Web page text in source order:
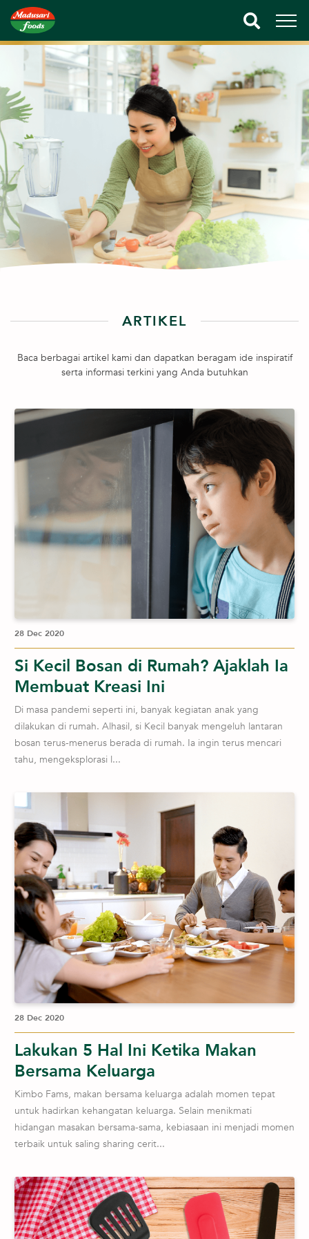
ARTIKEL
Baca berbagai artikel kami dan dapatkan beragam ide inspiratif
serta informasi terkini yang Anda butuhkan
28 Dec 2020
Si Kecil Bosan di Rumah? Ajaklah Ia
Membuat Kreasi Ini
Di masa pandemi seperti ini, banyak kegiatan anak yang
dilakukan di rumah. Alhasil, si Kecil banyak mengeluh lantaran
bosan terus-menerus berada di rumah. Ia ingin terus mencari
tahu, mengeksplorasi l...
28 Dec 2020
Lakukan 5 Hal Ini Ketika Makan
Bersama Keluarga
Kimbo Fams, makan bersama keluarga adalah momen tepat
untuk hadirkan kehangatan keluarga. Selain menikmati
hidangan masakan bersama-sama, kebiasaan ini menjadi momen
terbaik untuk saling sharing cerit...